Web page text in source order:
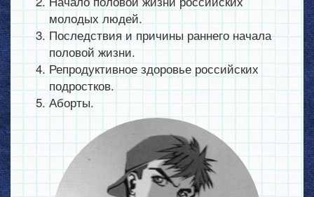
молодых людей.
Последствия и причины раннего начала
половой жизни.
Репродуктивное здоровье российских
подростков.
Аборты.